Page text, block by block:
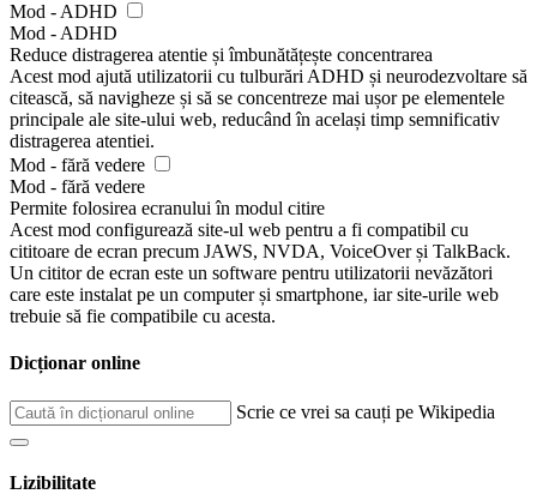
Mod - ADHD
Mod - ADHD
Reduce distragerea atentie și îmbunătățește concentrarea
Acest mod ajută utilizatorii cu tulburări ADHD și neurodezvoltare să
citească, să navigheze și să se concentreze mai ușor pe elementele
principale ale site-ului web, reducând în același timp semnificativ
distragerea atentiei.
Mod - fără vedere
Mod - fără vedere
Permite folosirea ecranului în modul citire
Acest mod configurează site-ul web pentru a fi compatibil cu
cititoare de ecran precum JAWS, NVDA, VoiceOver și TalkBack.
Un cititor de ecran este un software pentru utilizatorii nevăzători
care este instalat pe un computer și smartphone, iar site-urile web
trebuie să fie compatibile cu acesta.
Dicționar online
Scrie ce vrei sa cauți pe Wikipedia
Lizibilitate